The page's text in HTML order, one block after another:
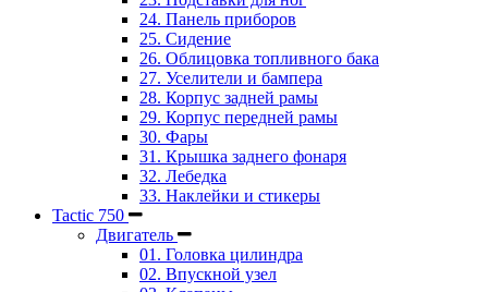
24. Панель приборов
25. Сидение
26. Облицовка топливного бака
27. Уселители и бампера
28. Корпус задней рамы
29. Корпус передней рамы
30. Фары
31. Крышка заднего фонаря
32. Лебедка
33. Наклейки и стикеры
Tactic 750
Двигатель
01. Головка цилиндра
02. Впускной узел